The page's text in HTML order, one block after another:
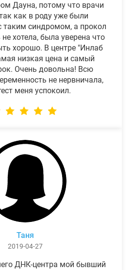
Дауна, потому что врачи
как в роду уже были
таким синдромом, а прокол
хотела, была уверена что
хорошо. В центре "Инлаб
низкая цена и самый
Очень довольна! Всю
не нервничала,
меня успокоил.
Таня
2019-04-27
ДНК-центра мой бывший